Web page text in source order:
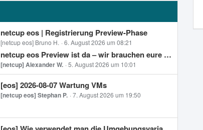
netcup eos | Registrierung Preview-Phase
[netcup eos] Bruno H. 6. August 2026 um 08:21
netcup eos Preview ist da – wir brauchen eure Meinung
[netcup] Alexander W. 5. August 2026 um 10:01
[eos] 2026-08-07 Wartung VMs
[netcup eos] Stephan P. 7. August 2026 um 19:50